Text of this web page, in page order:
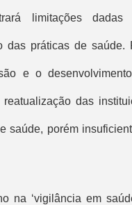
limitações
das práticas de saúde.
e o
das
saúde, porém
na ‘vigilância em